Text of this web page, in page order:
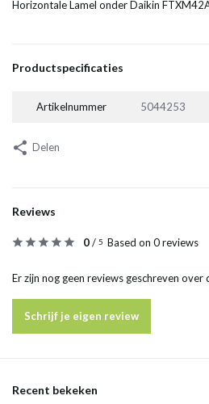
Horizontale Lamel onder Daikin
Productspecificaties
Artikelnummer 5044253
Delen
Reviews
0/ 5 Based on 0 reviews
Er zijn nog geen reviews geschreven over
Schrijf je eigen review
Recent bekeken